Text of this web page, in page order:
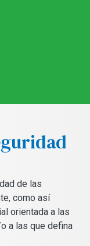
de las
como así
orientada a las
a las que defina